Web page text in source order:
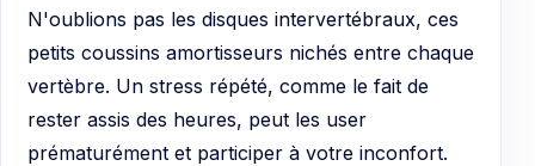
N'oublions pas les disques intervertébraux, ces
petits coussins amortisseurs nichés entre chaque
vertèbre. Un stress répété, comme le fait de
rester assis des heures, peut les user
prématurément et participer à votre inconfort.